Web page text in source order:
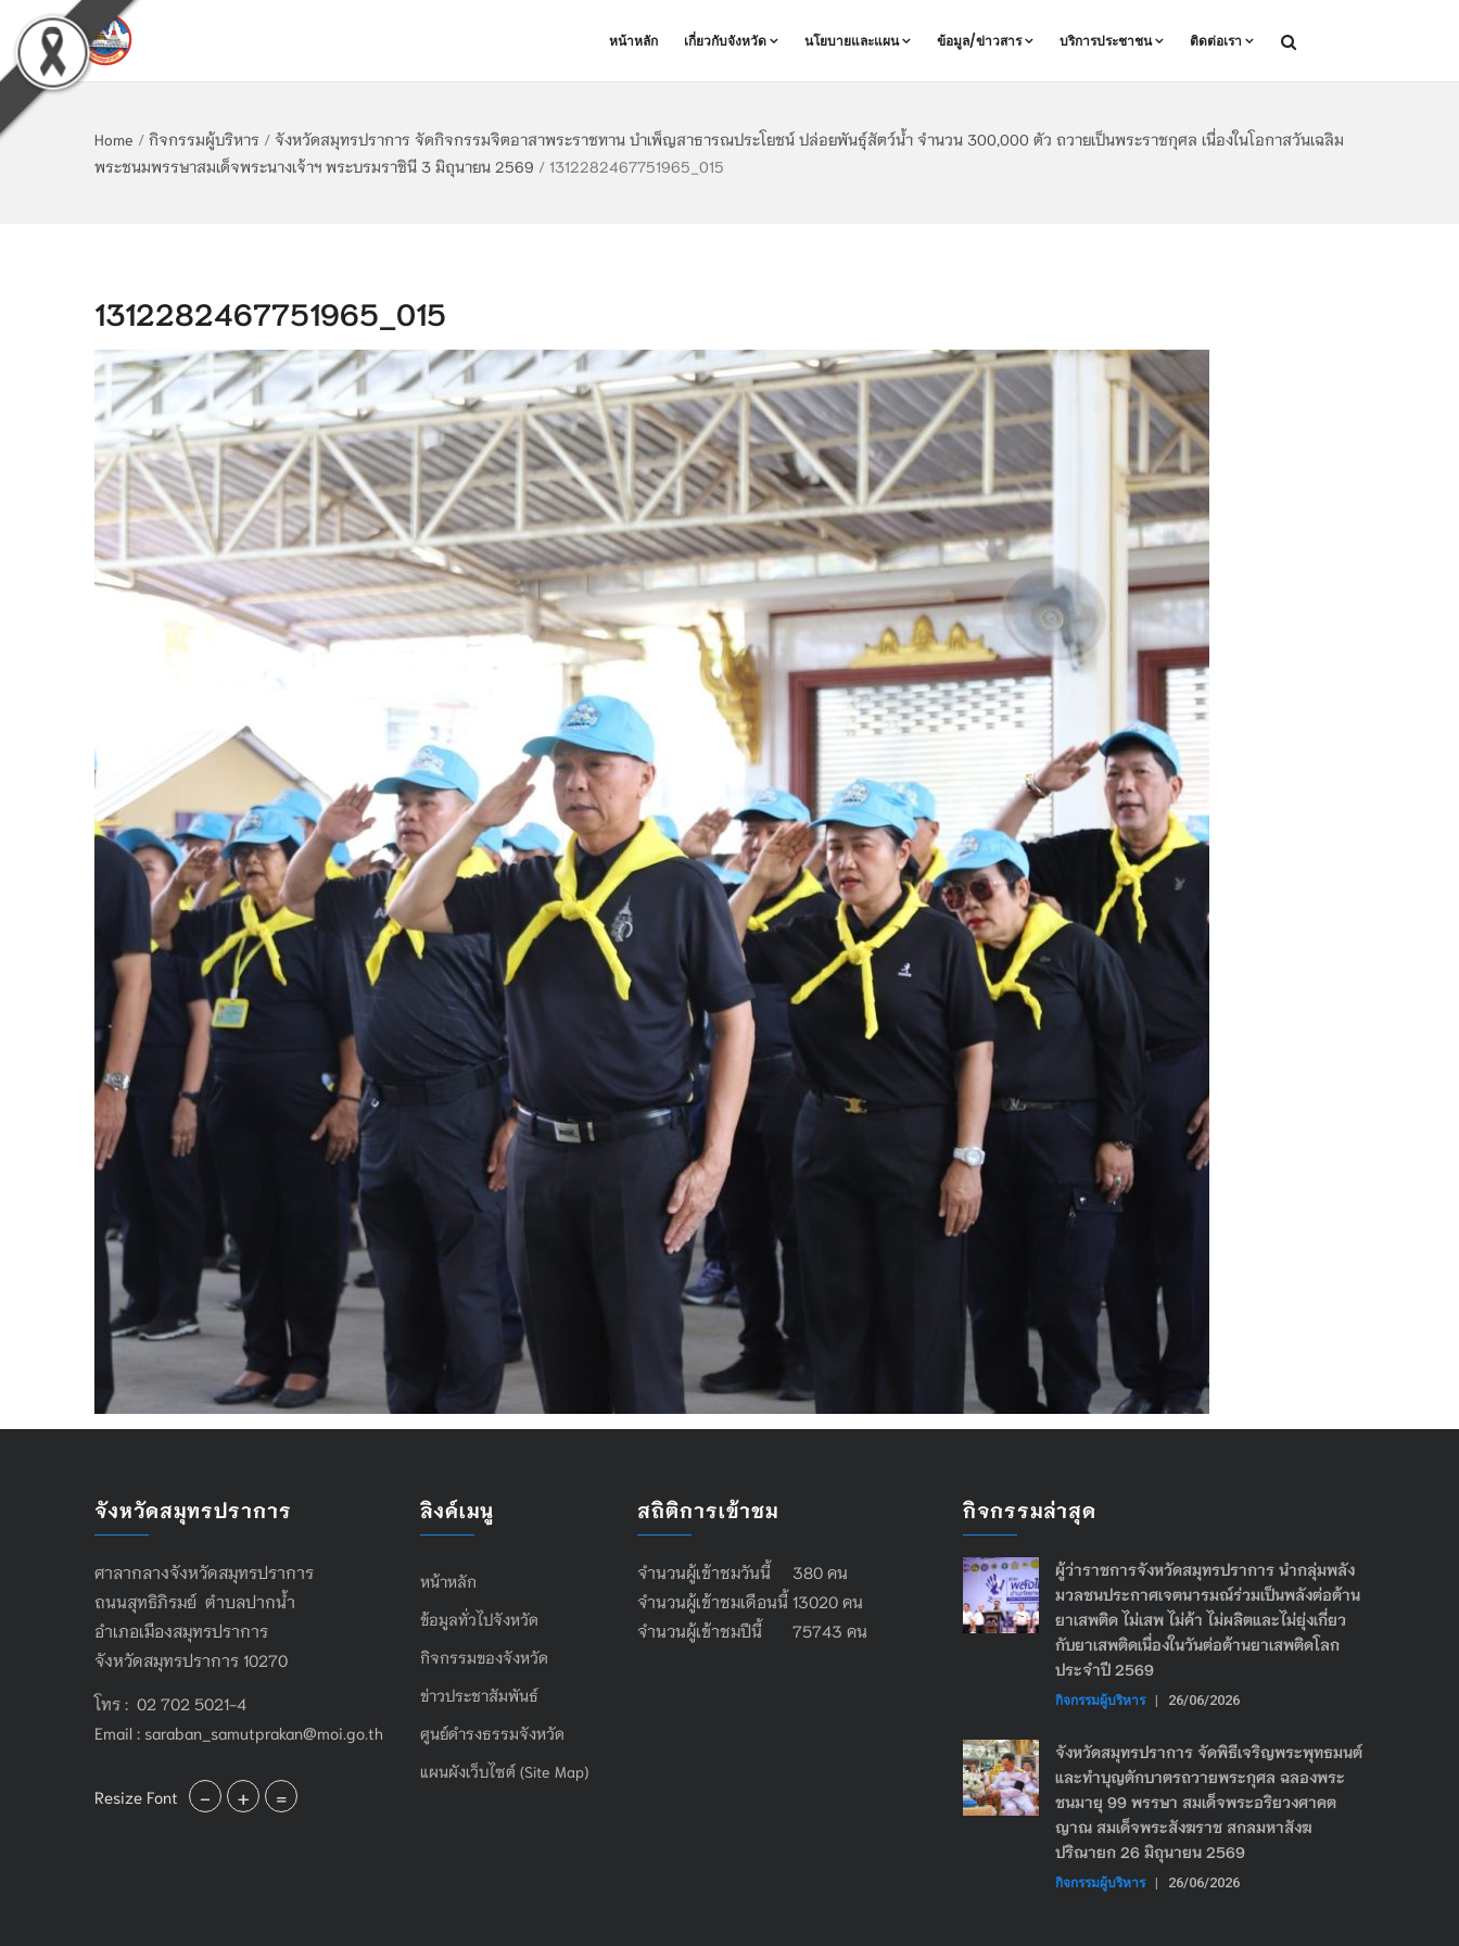
หน้าหลัก เกี่ยวกับจังหวัด นโยบายและแผน ข้อมูล/ข่าวสาร บริการประชาชน ติดต่อเรา
Home / กิจกรรมผู้บริหาร / จังหวัดสมุทรปราการ จัดกิจกรรมจิตอาสาพระราชทาน บำเพ็ญสาธารณประโยชน์ ปล่อยพันธุ์สัตว์น้ำ จำนวน 300,000 ตัว ถวายเป็นพระราชกุศล เนื่องในโอกาสวันเฉลิม
พระชนมพรรษาสมเด็จพระนางเจ้าฯ พระบรมราชินี 3 มิถุนายน 2569 / 1312282467751965_015
1312282467751965_015
จังหวัดสมุทรปราการ
ศาลากลางจังหวัดสมุทรปราการ
ถนนสุทธิภิรมย์ ตำบลปากน้ำ
อำเภอเมืองสมุทรปราการ
จังหวัดสมุทรปราการ 10270
โทร : 02 702 5021-4
Email : saraban_samutprakan@moi.go.th
Resize Font - + =
ลิงค์เมนู
หน้าหลัก
ข้อมูลทั่วไปจังหวัด
กิจกรรมของจังหวัด
ข่าวประชาสัมพันธ์
ศูนย์ดำรงธรรมจังหวัด
แผนผังเว็บไซต์ (Site Map)
สถิติการเข้าชม
จำนวนผู้เข้าชมวันนี้ 380 คน
จำนวนผู้เข้าชมเดือนนี้ 13020 คน
จำนวนผู้เข้าชมปีนี้ 75743 คน
กิจกรรมล่าสุด
ผู้ว่าราชการจังหวัดสมุทรปราการ นำกลุ่มพลัง
มวลชนประกาศเจตนารมณ์ร่วมเป็นพลังต่อต้าน
ยาเสพติด ไม่เสพ ไม่ค้า ไม่ผลิตและไม่ยุ่งเกี่ยว
กับยาเสพติดเนื่องในวันต่อต้านยาเสพติดโลก
ประจำปี 2569
กิจกรรมผู้บริหาร | 26/06/2026
จังหวัดสมุทรปราการ จัดพิธีเจริญพระพุทธมนต์
และทำบุญตักบาตรถวายพระกุศล ฉลองพระ
ชนมายุ 99 พรรษา สมเด็จพระอริยวงศาคต
ญาณ สมเด็จพระสังฆราช สกลมหาสังฆ
ปริณายก 26 มิถุนายน 2569
กิจกรรมผู้บริหาร | 26/06/2026